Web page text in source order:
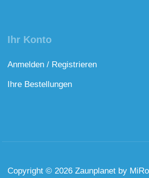
Ihr Konto
Anmelden / Registrieren
Ihre Bestellungen
Copyright © 2026 Zaunplanet by